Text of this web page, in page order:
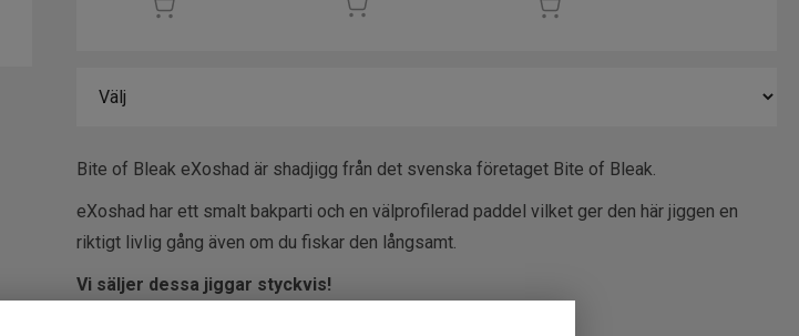
Bite of Bleak eXoshad är shadjigg från det svenska företaget Bite of Bleak.
eXoshad har ett smalt bakparti och en välprofilerad paddel vilket ger den här jiggen en
riktigt livlig gång även om du fiskar den långsamt.
Vi säljer dessa jiggar styckvis!